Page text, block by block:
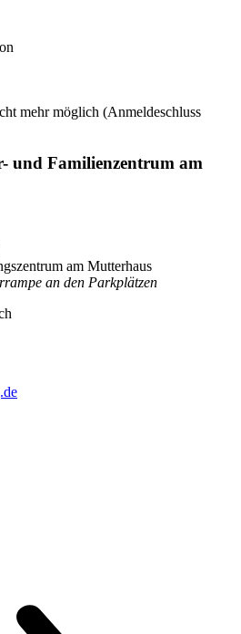
mehr möglich (Anmeldeschluss
und Familienzentrum am
am Mutterhaus
an den Parkplätzen